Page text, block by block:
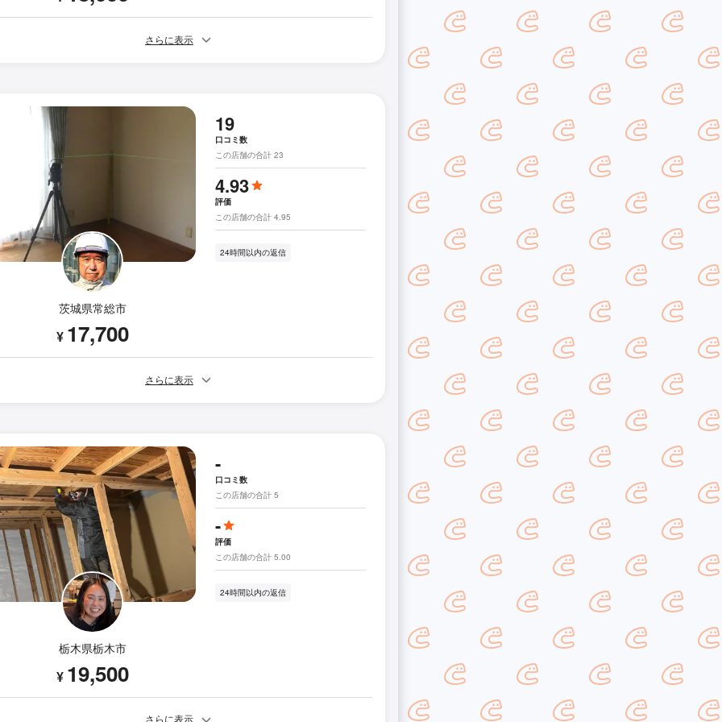
さらに表示
茨城県常総市
¥ 17,700
19
口コミ数
この店舗の合計 23
4.93
評価
この店舗の合計 4.95
24時間以内の返信
さらに表示
栃木県栃木市
¥ 19,500
-
口コミ数
この店舗の合計 5
-
評価
この店舗の合計 5.00
24時間以内の返信